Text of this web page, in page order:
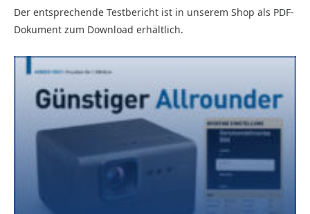
Der entsprechende Testbericht ist in unserem Shop als PDF-
Dokument zum Download erhältlich.